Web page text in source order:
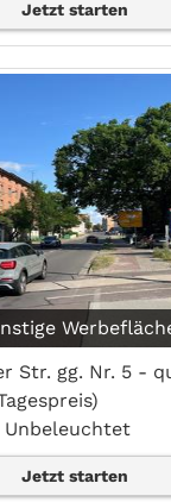
Jetzt starten
Str. gg. Nr. 5 -
Unbeleuchtet
Jetzt starten